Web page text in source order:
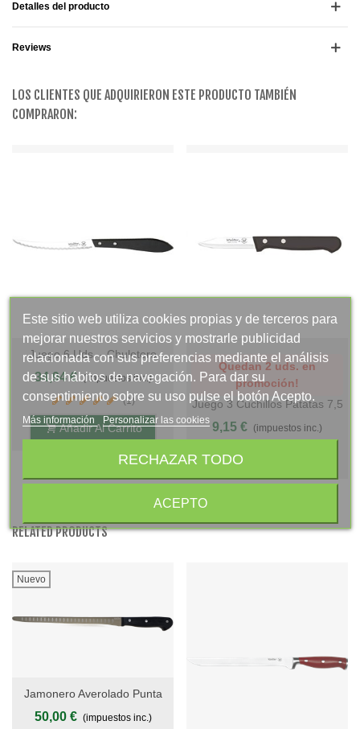
Detalles del producto
Reviews
LOS CLIENTES QUE ADQUIRIERON ESTE PRODUCTO TAMBIÉN
COMPRARON:
Juego 6 Uds. - Chuletero
Vasco STILETTO 12 Cm -
34,94 € (impuestos inc.)
(1)
Añadir Al Carrito
Quedan 2 uds. en
promoción!
Juego 3 Cuchillos Patatas 7,5
Cm Mango PP - ANNA
9,15 € (impuestos inc.)
Añadir Al Carrito
RELATED PRODUCTS
Nuevo
Jamonero Averolado Punta
Redonda 30 Cm - Mango
50,00 € (impuestos inc.)
Este sitio web utiliza cookies propias y de terceros para
mejorar nuestros servicios y mostrarle publicidad
relacionada con sus preferencias mediante el análisis
de sus hábitos de navegación. Para dar su
consentimiento sobre su uso pulse el botón Acepto.
Más información Personalizar las cookies
RECHAZAR TODO
ACEPTO